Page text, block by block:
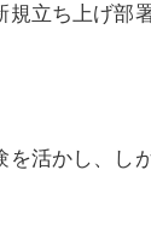
立ち上げ部
活かし、し